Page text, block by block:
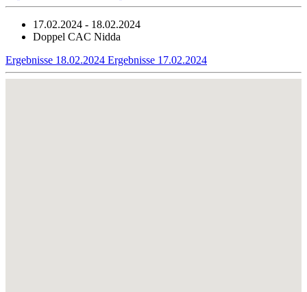
17.02.2024 - 18.02.2024
Doppel CAC Nidda
Ergebnisse 18.02.2024 Ergebnisse 17.02.2024